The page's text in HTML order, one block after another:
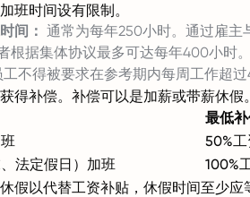
班时间设有限制。
间： 通常为每年250小时。通过雇
根据集体协议最多可达每年400小时。
不得被要求在参考期内每周工作超过
得补偿。补偿可以是加薪或带薪休假。
最低补
50%
法定假日）加班
100%
假以代替工资补贴，休假时间至少应